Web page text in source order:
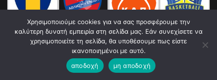
Χρησιμοποιούμε cookies για να σας προσφέρουμε την
καλύτερη δυνατή εμπειρία στη σελίδα μας. Εάν συνεχίσετε να
χρησιμοποιείτε τη σελίδα, θα υποθέσουμε πως είστε
ικανοποιημένοι με αυτό.
αποδοχή
μη αποδοχή